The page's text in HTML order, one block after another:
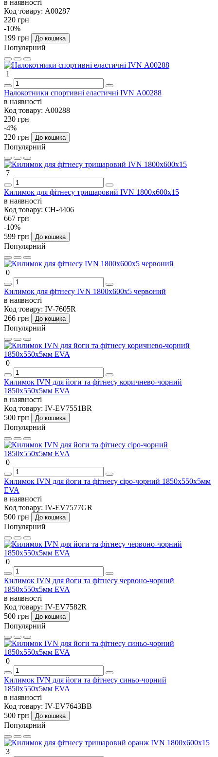
в наявності
Код товару: А00287
220 грн
-10%
199 грн
До кошика
Популярний
1
Налокотники спортивні еластичні IVN А00288
в наявності
Код товару: А00288
230 грн
-4%
220 грн
До кошика
Популярний
7
Килимок для фітнесу тришаровий IVN 1800х600х15
в наявності
Код товару: CH-4406
667 грн
-10%
599 грн
До кошика
Популярний
0
Килимок для фітнесу IVN 1800х600х5 червоний
в наявності
Код товару: IV-7605R
266 грн
До кошика
Популярний
0
Килимок IVN для йоги та фітнесу коричнево-чорний
1850х550х5мм EVA
в наявності
Код товару: IV-EV7551BR
500 грн
До кошика
Популярний
0
Килимок IVN для йоги та фітнесу сіро-чорний 1850х550х5мм
EVA
в наявності
Код товару: IV-EV7577GR
500 грн
До кошика
Популярний
0
Килимок IVN для йоги та фітнесу червоно-чорний
1850х550х5мм EVA
в наявності
Код товару: IV-EV7582R
500 грн
До кошика
Популярний
0
Килимок IVN для йоги та фітнесу синьо-чорний
1850х550х5мм EVA
в наявності
Код товару: IV-EV7643BB
500 грн
До кошика
Популярний
3